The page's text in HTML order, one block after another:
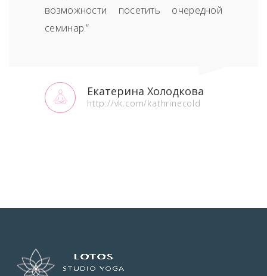
возможности посетить очередной
семинар.”
Екатерина Холодкова
http://vk.com/kathrinecold